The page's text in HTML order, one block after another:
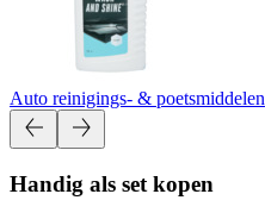
Auto reinigings- & poetsmiddelen
Handig als set kopen